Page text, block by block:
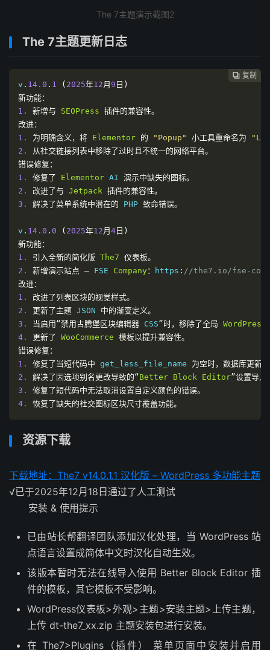
The 7主题演示截图2
The 7主题更新日志
 复制
v . 14.0 . 1 ( 2025年12 月 9 日)
新功能：
1.
新增与 SEOPress 插件的兼容性。
改进：
1.
为明确含义，将 Elementor 的 "Popup" 小工具重命名为
2.
从社交链接列表中移除了过时且不统一的网络平台。
错误修复：
1.
修复了 Elementor AI 演示中缺失的图标。
2.
改进了与 Jetpack 插件的兼容性。
3.
解决了菜单系统中潜在的 PHP 致命错误。
v . 14.0 . 0 ( 2025年12 月 4 日)
新功能：
1.
引入全新的简化版 The7 仪表板。
2.
新增演示站点 — FSE Company： https : //the7.io/fse-
改进：
1.
改进了列表区块的视觉样式。
2.
更新了主题 JSON 中的渐变定义。
3.
当启用“禁用古腾堡区块编辑器 CSS”时，移除了全局 WordPress
4.
更新了 WooCommerce 模板以提升兼容性。
错误修复：
1.
修复了当短代码中 get_less_file_name 为空时，数据库更新
2.
解决了因选项别名更改导致的“Better Block Editor”设置导
3.
修复了短代码中无法取消设置自定义颜色的错误。
4.
恢复了缺失的社交图标区块尺寸覆盖功能。
资源下载
下载地址：The7 v14.0.1.1 汉化版 – WordPress 多功能主题
√已于2025年12月18日通过了人工测试
安装 & 使用提示
已由站长帮翻译团队添加汉化处理，当 WordPress 站
点语言设置成简体中文时汉化自动生效。
该版本暂时无法在线导入使用 Better Block Editor 插
件的模板，其它模板不受影响。
WordPress仪表板>外观>主题>安装主题>上传主题，
上传 dt-the7_xx.zip 主题安装包进行安装。
在 The7>Plugins（插件） 菜单页面中安装并启用